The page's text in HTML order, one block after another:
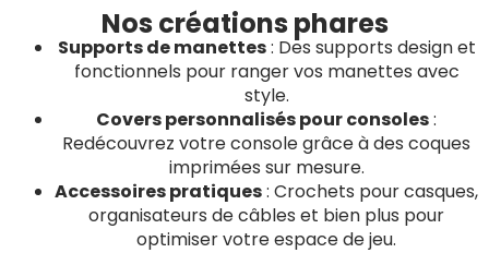
Nos créations phares
Supports de manettes: Des supports design et
fonctionnels pour ranger vos manettes avec
style.
Covers personnalisés pour consoles:
Redécouvrez votre console grâce à des coques
imprimées sur mesure.
Accessoires pratiques: Crochets pour casques,
organisateurs de câbles et bien plus pour
optimiser votre espace de jeu.